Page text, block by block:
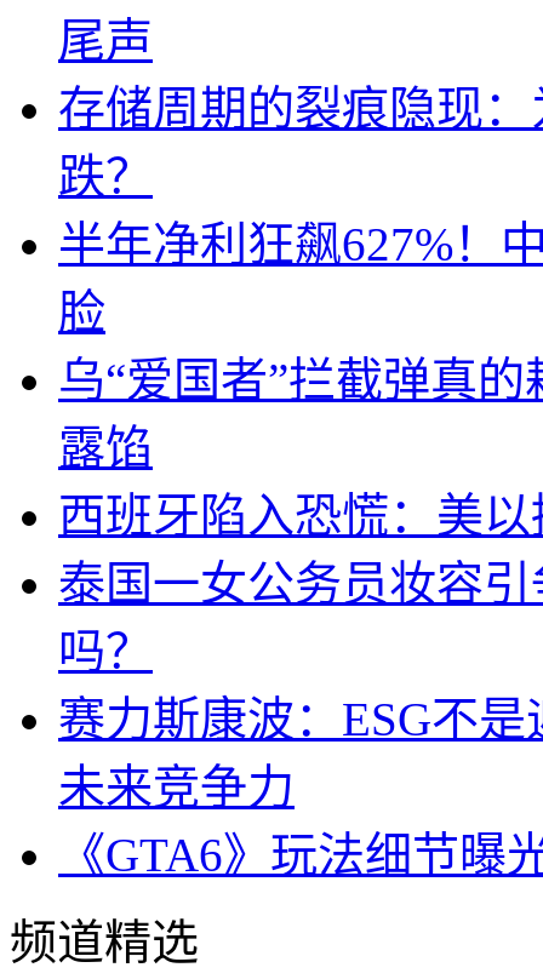
尾声
存储周期的裂痕隐现
跌？
半年净利狂飙627%！
脸
乌“爱国者”拦截弹真
露馅
西班牙陷入恐慌：美
泰国一女公务员妆容
吗？
赛力斯康波：ESG不
未来竞争力
《GTA6》玩法细节
频道精选